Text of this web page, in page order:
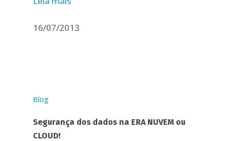
16/07/2013
Blog
Segurança dos dados na ERA NUVEM ou
CLOUD!